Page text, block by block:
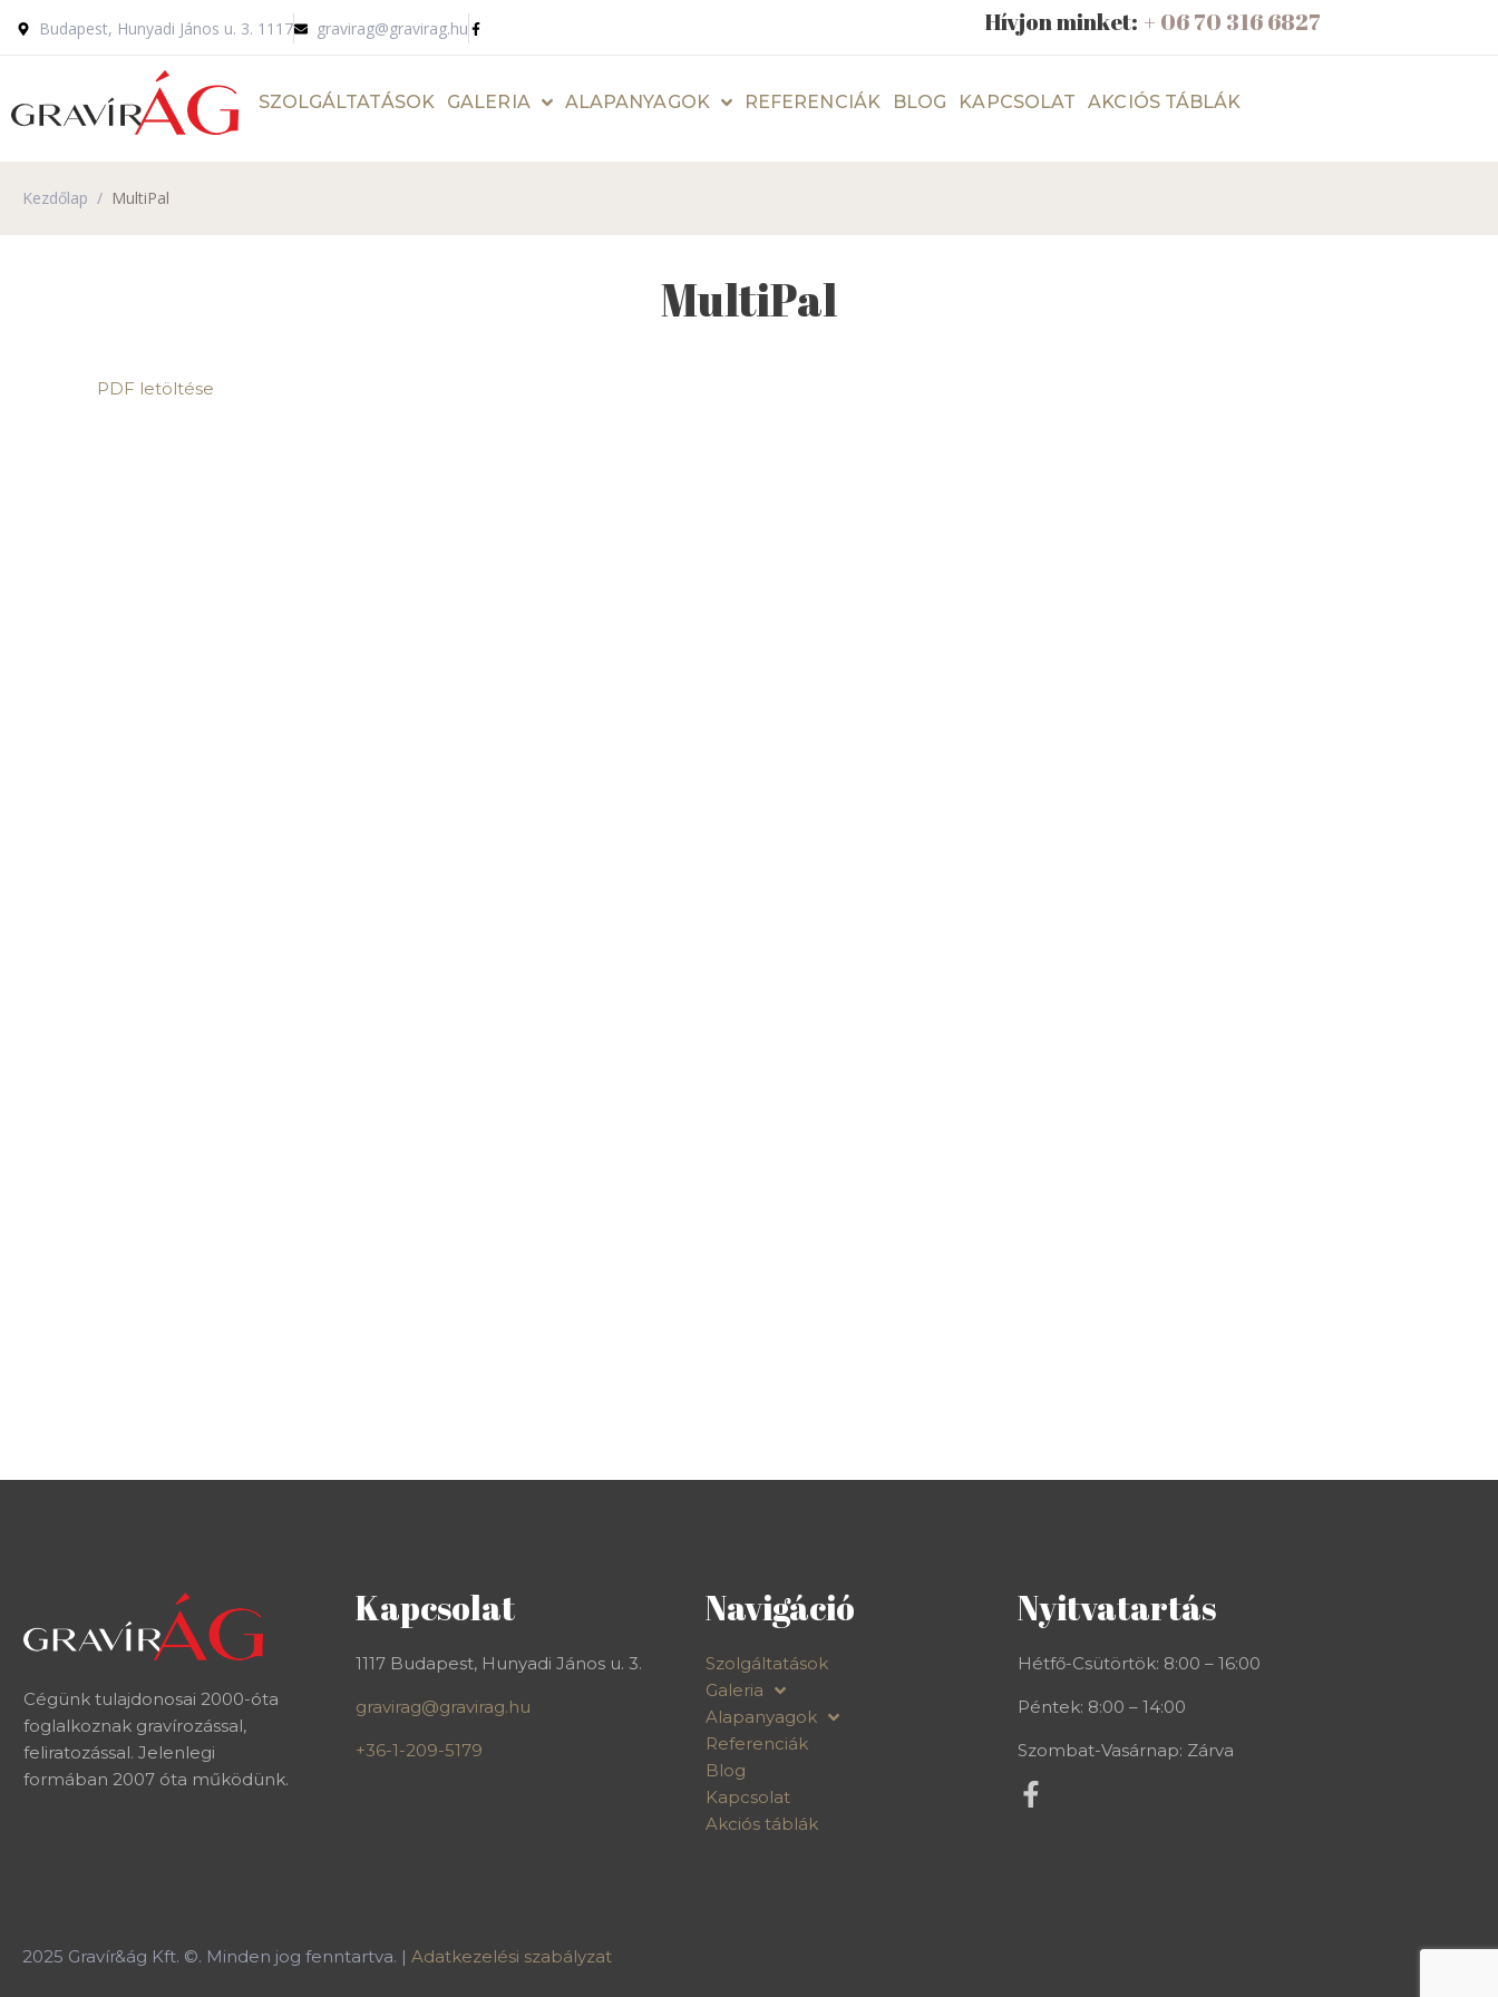
Budapest, Hunyadi János u. 3. 1117 gravirag@gravirag.hu Hívjon minket: + 06 70 316 6827
SZOLGÁLTATÁSOK GALERIA ALAPANYAGOK REFERENCIÁK BLOG KAPCSOLAT AKCIÓS TÁBLÁK
Kezdőlap / MultiPal
MultiPal
PDF letöltése
Cégünk tulajdonosai 2000-óta
foglalkoznak gravírozással,
feliratozással. Jelenlegi
formában 2007 óta működünk.
Kapcsolat
1117 Budapest, Hunyadi János u. 3.
gravirag@gravirag.hu
+36-1-209-5179
Navigáció
Szolgáltatások
Galeria
Alapanyagok
Referenciák
Blog
Kapcsolat
Akciós táblák
Nyitvatartás
Hétfő-Csütörtök: 8:00 – 16:00
Péntek: 8:00 – 14:00
Szombat-Vasárnap: Zárva
2025 Gravír&ág Kft. ©. Minden jog fenntartva. | Adatkezelési szabályzat